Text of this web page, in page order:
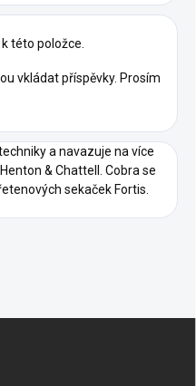
této položce.
vkládat příspěvky. Prosím
a navazuje na více
& Chattell. Cobra se
sekaček Fortis.